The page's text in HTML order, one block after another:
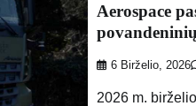
Aerospace
6 Birželio, 2026
2026 m.